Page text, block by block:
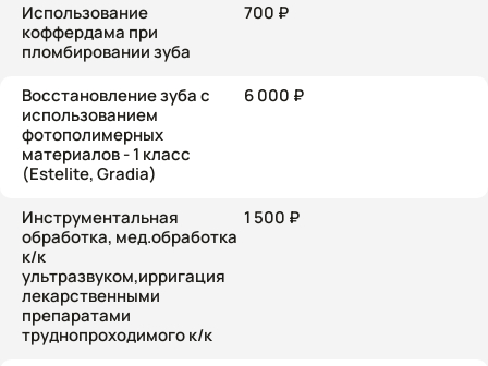
Использование
коффердама при
пломбировании зуба
700 ₽
Восстановление зуба с
использованием
фотополимерных
материалов - 1 класс
(Estelite, Gradia)
6 000 ₽
Инструментальная
обработка, мед.обработка
к/к
ультразвуком,ирригация
лекарственными
препаратами
труднопроходимого к/к
1 500 ₽